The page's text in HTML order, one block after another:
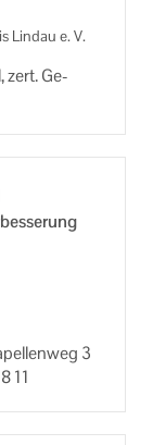
Lin­dau e. V.
zert. Ge­
3
11